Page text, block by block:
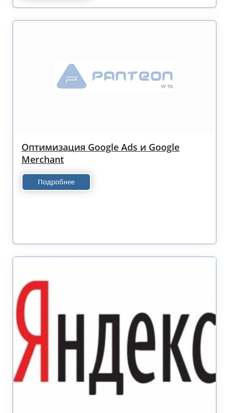
Оптимизация Google Ads и Google
Merchant
Подробнее